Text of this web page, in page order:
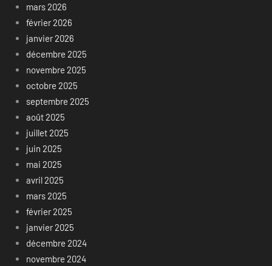
mars 2026
février 2026
janvier 2026
décembre 2025
novembre 2025
octobre 2025
septembre 2025
août 2025
juillet 2025
juin 2025
mai 2025
avril 2025
mars 2025
février 2025
janvier 2025
décembre 2024
novembre 2024